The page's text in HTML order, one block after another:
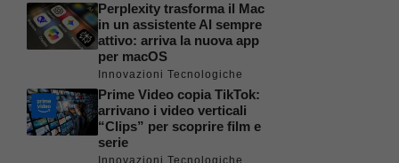
Perplexity trasforma il Mac
in un assistente AI sempre
attivo: arriva la nuova app
per macOS
Innovazioni Tecnologiche
Prime Video copia TikTok:
arrivano i video verticali
“Clips” per scoprire film e
serie
Innovazioni Tecnologiche